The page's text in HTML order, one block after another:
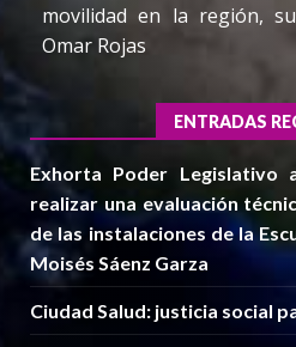
movilidad en la región,
Omar Rojas
ENTRADAS
Exhorta Poder Legislativo
realizar una evaluación
de las instalaciones de la
Moisés Sáenz Garza
Ciudad Salud: justicia social